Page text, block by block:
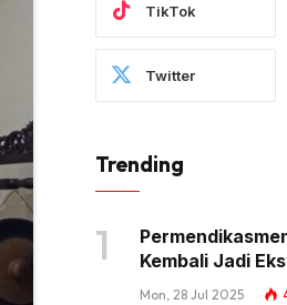
TikTok
Twitter
Trending
Kembali Jadi
Mon, 28 Jul 2025